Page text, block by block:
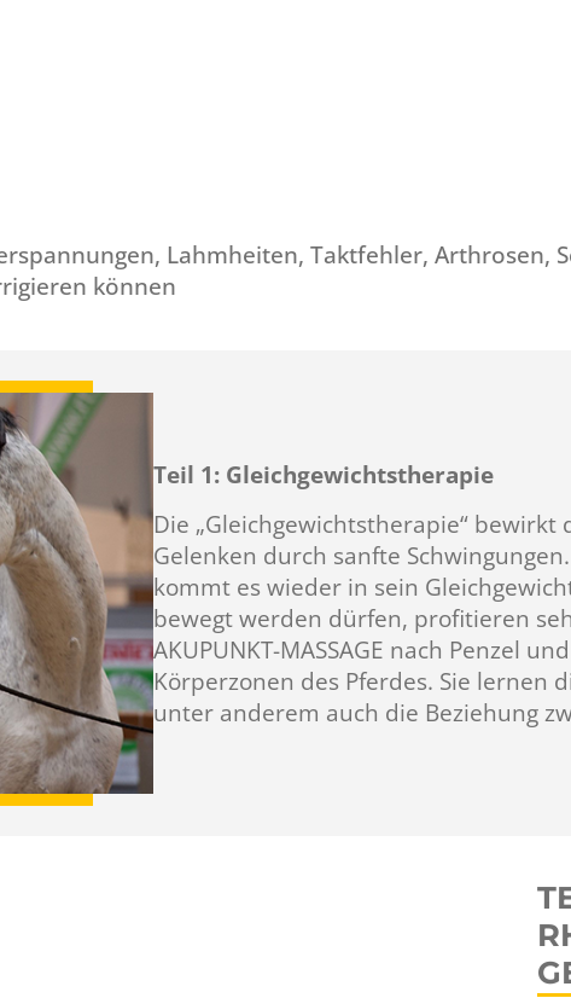
Lahmheiten, Taktfehler, Arthrosen,
können
Teil 1: Gleichgewichtstherapie
Die „Gleichgewichtstherapie“ bewirkt
Gelenken durch sanfte
kommt es wieder in sein
bewegt werden dürfen, profitieren
AKUPUNKT-MASSAGE nach Penzel
Körperzonen des Pferdes. Sie lernen
unter anderem auch die Beziehung